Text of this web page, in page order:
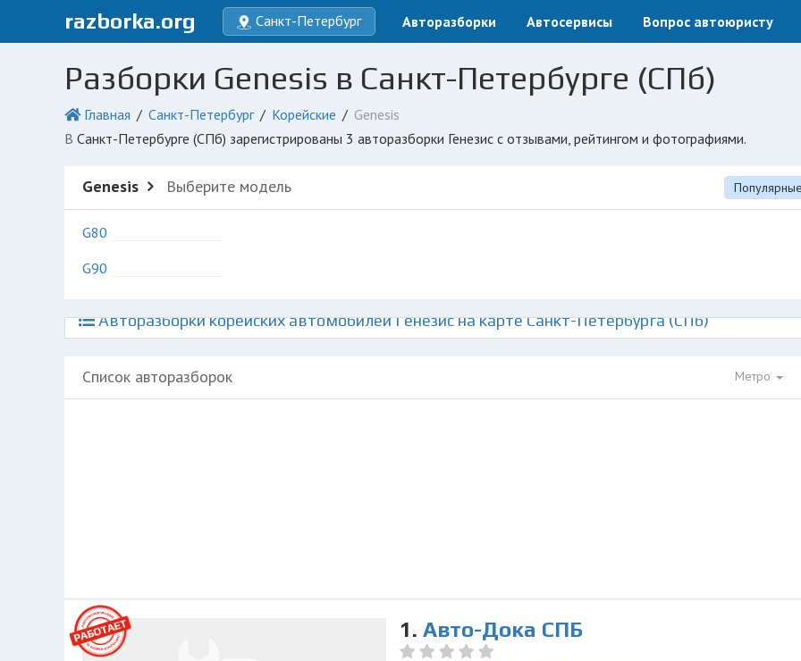
razborka.org Санкт-Петербург Авторазборки Автосервисы Вопрос автоюристу
Разборки Genesis в Санкт-Петербурге (СПб)
Главная Санкт-Петербург Корейские
Genesis
в Санкт-Петербурге (СПб) зарегистрированы 3 авторазборки Генезис с отзывами, рейтингом и фотографиями.
Genesis Выберите модель Популярные
G80
G90
Авторазборки корейских автомобилей Генезис на карте Санкт-Петербурга (СПб)
Список авторазборок Метро
1. Авто-Дока СПБ